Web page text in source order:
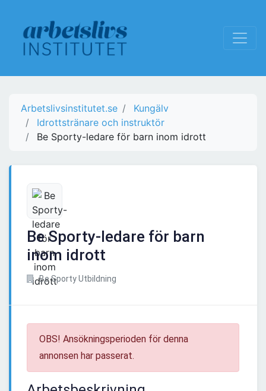
Arbetslivsinstitutet.se
Kungälv
Idrottstränare och instruktör
Be Sporty-ledare för barn inom idrott
Be Sporty-ledare för barn
inom idrott
Be Sporty Utbildning
OBS! Ansökningsperioden för denna
annonsen har passerat.